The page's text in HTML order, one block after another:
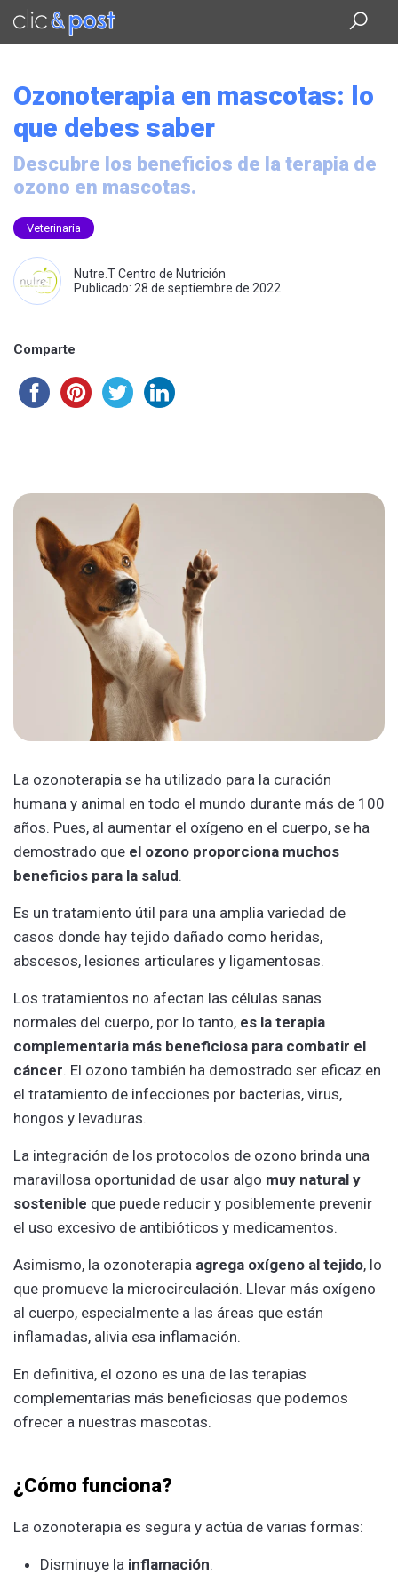
Saltar
contenido
Ozonoterapia en mascotas: lo
que debes saber
Descubre los beneficios de la terapia de
ozono en mascotas.
Veterinaria
Nutre.T Centro de Nutrición
Publicado: 28 de septiembre de 2022
Comparte
La ozonoterapia se ha utilizado para la curación
humana y animal en todo el mundo durante más de 100
años. Pues, al aumentar el oxígeno en el cuerpo, se ha
demostrado que el ozono proporciona muchos
beneficios para la salud.
Es un tratamiento útil para una amplia variedad de
casos donde hay tejido dañado como heridas,
abscesos, lesiones articulares y ligamentosas.
Los tratamientos no afectan las células sanas
normales del cuerpo, por lo tanto, es la terapia
complementaria más beneficiosa para combatir el
cáncer. El ozono también ha demostrado ser eficaz en
el tratamiento de infecciones por bacterias, virus,
hongos y levaduras.
La integración de los protocolos de ozono brinda una
maravillosa oportunidad de usar algo muy natural y
sostenible que puede reducir y posiblemente prevenir
el uso excesivo de antibióticos y medicamentos.
Asimismo, la ozonoterapia agrega oxígeno al tejido, lo
que promueve la microcirculación. Llevar más oxígeno
al cuerpo, especialmente a las áreas que están
inflamadas, alivia esa inflamación.
En definitiva, el ozono es una de las terapias
complementarias más beneficiosas que podemos
ofrecer a nuestras mascotas.
¿Cómo funciona?
La ozonoterapia es segura y actúa de varias formas:
Disminuye la inflamación.